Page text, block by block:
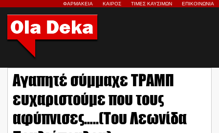
ΦΑΡΜΑΚΕΙΑ ΚΑΙΡΟΣ ΤΙΜΕΣ ΚΑΥΣΙΜΩΝ ΕΠΙΚΟΙΝΩΝΙΑ
Αγαπητέ σύμμαχε ΤΡΑΜΠ
ευχαριστούμε που τους
αφύπνισες…..(Του Λεωνίδα